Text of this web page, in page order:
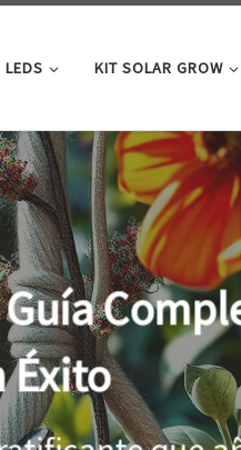
LEDS KIT SOLAR GROW
un
proporcionar